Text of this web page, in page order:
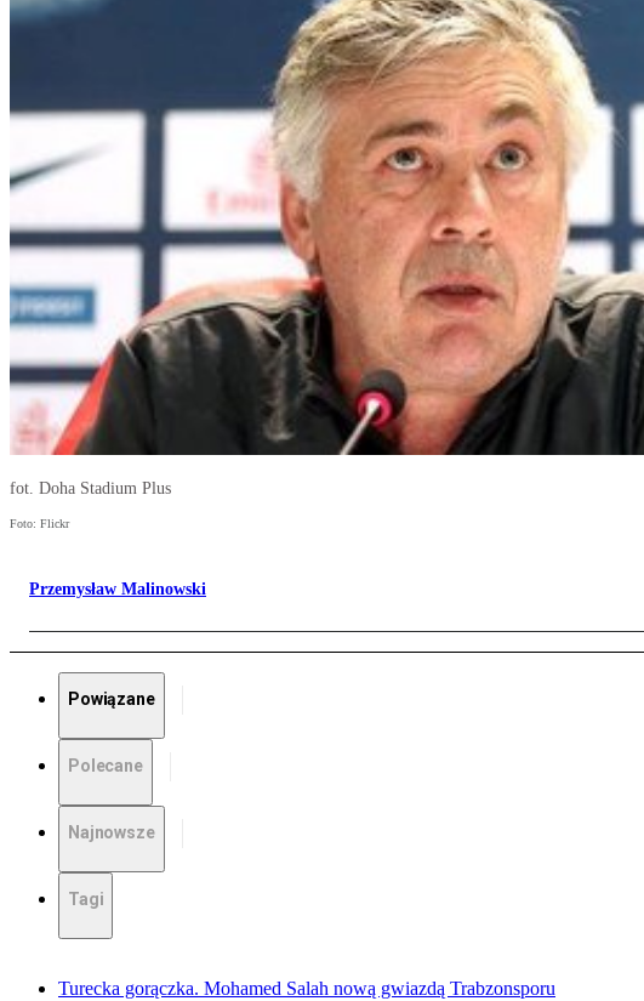
fot. Doha Stadium Plus
Foto: Flickr
Przemysław Malinowski
Powiązane
Polecane
Najnowsze
Tagi
Turecka gorączka. Mohamed Salah nową gwiazdą Trabzonsporu